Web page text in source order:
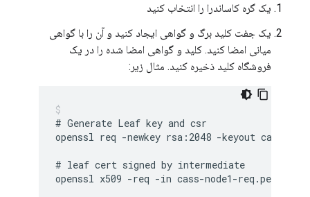
یک گره کاساندرا را انتخاب کنید
یک جفت کلید برگ و گواهی ایجاد کنید و آن را با گواهی
میانی امضا کنید. کلید و گواهی امضا شده را در یک
فروشگاه کلید ذخیره کنید. مثال زیر:
# Generate Leaf key and csr
openssl req -newkey rsa:2048 -keyout cass-
# leaf cert signed by intermediate
openssl x509 -req -in cass-node1-req.pem -